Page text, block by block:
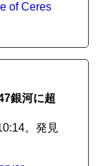
of Ceres
銀河に超
。発見